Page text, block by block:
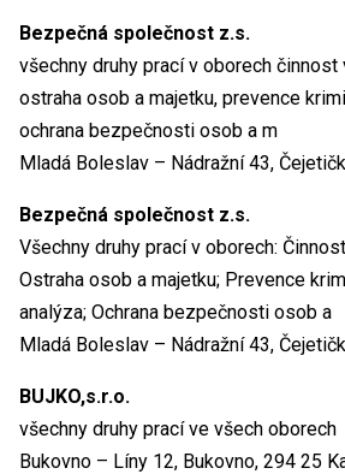
Bezpečná společnost z.s.
všechny druhy prací v oborech
ostraha osob a majetku, prevence
ochrana bezpečnosti osob a m
Mladá Boleslav – Nádražní 43,
Bezpečná společnost z.s.
Všechny druhy prací v oborech:
Ostraha osob a majetku; Prevence
analýza; Ochrana bezpečnosti osob a
Mladá Boleslav – Nádražní 43,
BUJKO,s.r.o.
všechny druhy prací ve všech oborech
Bukovno – Líny 12, Bukovno, 294 25